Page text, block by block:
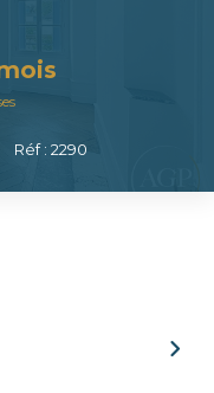
Réf : 2290